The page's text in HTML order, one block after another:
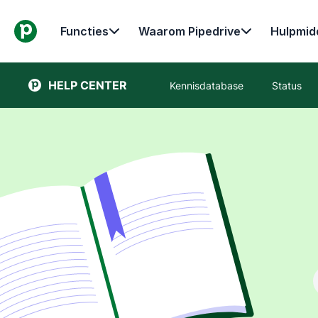
Functies Waarom Pipedrive
HELP CENTER Kennisdatabase Status